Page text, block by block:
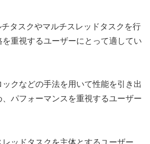
タスクやマルチスレッドタスクを行
を重視するユーザーにとって適してい
ックなどの手法を用いて性能を引き出
パフォーマンスを重視するユーザー